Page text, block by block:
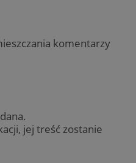
komentarzy
jej treść zostanie